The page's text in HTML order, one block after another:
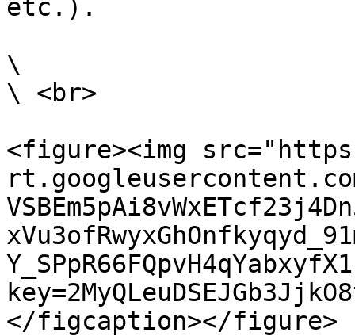
etc.).
\
\ <br>
<figure><img
</figcaption></figure>